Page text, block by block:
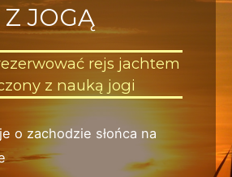
Z JOGĄ
rejs jachtem
z nauką jogi
o zachodzie słońca na